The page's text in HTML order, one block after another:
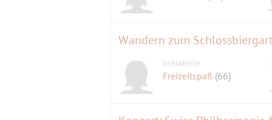
Wandern zum
Initiatorin
Freizeitspaß (66)